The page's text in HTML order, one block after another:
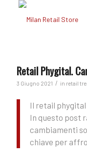
Retail Phygital.
3 Giugno 2021 / in retail
Il retail phygital
In questo post
cambiamenti
chiave per